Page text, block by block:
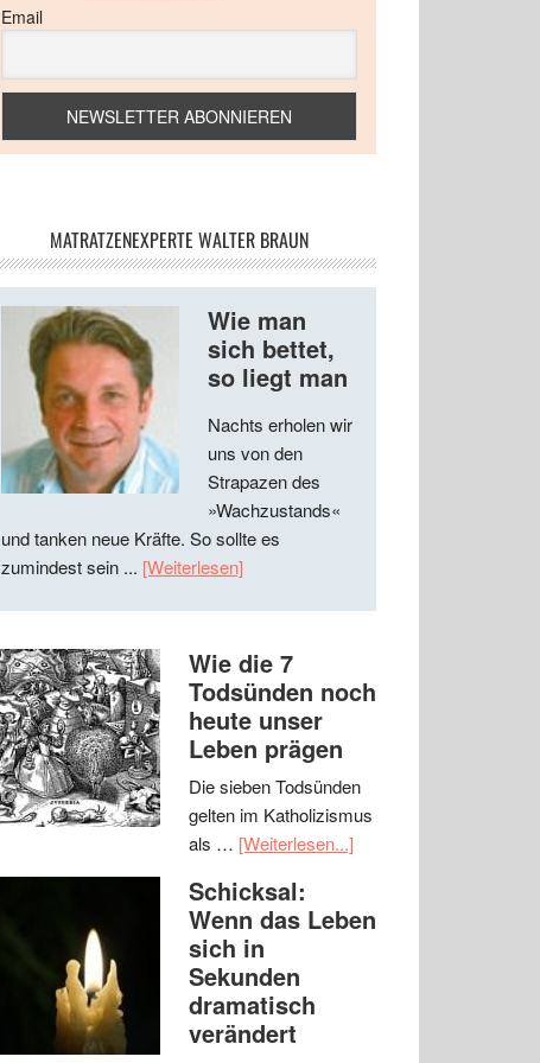
Email
MATRATZENEXPERTE WALTER BRAUN
Wie man
sich bettet,
so liegt man
Nachts erholen wir
uns von den
Strapazen des
»Wachzustands«
und tanken neue Kräfte. So sollte es
zumindest sein ... [Weiterlesen]
Wie die 7
Todsünden noch
heute unser
Leben prägen
Die sieben Todsünden
gelten im Katholizismus
als … [Weiterlesen...]
Schicksal:
Wenn das Leben
sich in
Sekunden
dramatisch
verändert